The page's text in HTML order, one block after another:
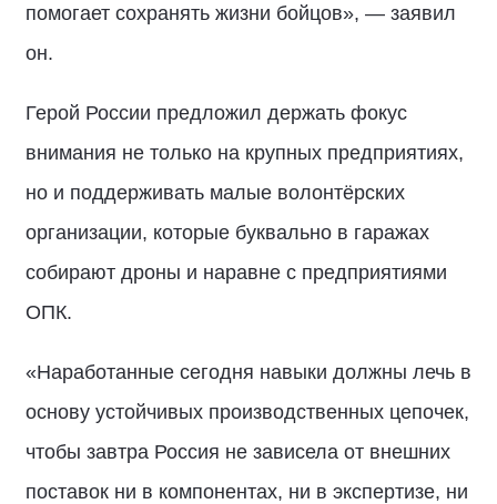
помогает сохранять жизни бойцов», — заявил
он.
Герой России предложил держать фокус
внимания не только на крупных предприятиях,
но и поддерживать малые волонтёрских
организации, которые буквально в гаражах
собирают дроны и наравне с предприятиями
ОПК.
«Наработанные сегодня навыки должны лечь в
основу устойчивых производственных цепочек,
чтобы завтра Россия не зависела от внешних
поставок ни в компонентах, ни в экспертизе, ни